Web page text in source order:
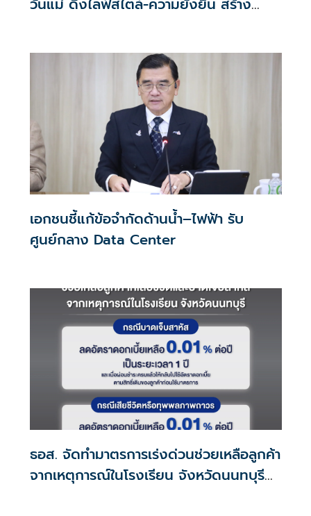
เอกชนชี้แก้ข้อจำกัดด้านน้ำ–ไฟฟ้า รับ
ศูนย์กลาง Data Center
ธอส. จัดทำมาตรการเร่งด่วนช่วยเหลือลูกค้า
จากเหตุการณ์ในโรงเรียน จังหวัดนนทบุรี